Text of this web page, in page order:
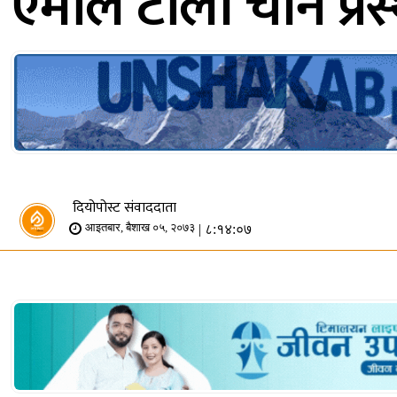
दियोपोस्ट संवाददाता
आइतबार, बैशाख ०५, २०७३ | ८:१४:०७